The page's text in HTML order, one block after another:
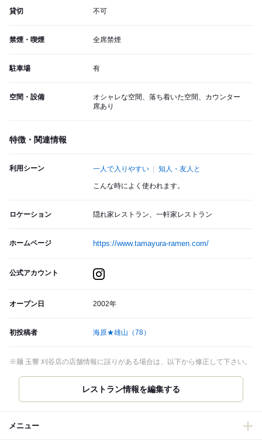
貸切 不可
禁煙・喫煙 全席禁煙
駐車場 有
空間・設備
オシャレな空間、落ち着いた空間、カウンター
席あり
特徴・関連情報
利用シーン 一人で入りやすい 知人・友人と
こんな時によく使われます。
ロケーション 隠れ家レストラン、一軒家レストラン
ホームページ https://www.tamayura-ramen.com/
公式アカウント
オープン日 2002年
初投稿者 海原★雄山 （78）
※麺 玉響 刈谷店の店舗情報に誤りがある場合は、以下から修正して下さい。
レストラン情報を編集する
メニュー